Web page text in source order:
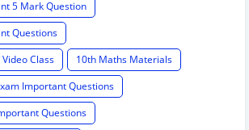
5 Mark Question
Questions
Class
10th Maths Materials
Important Questions
Questions